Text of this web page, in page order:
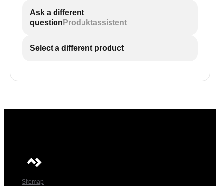
Ask a different
question Produktassistent
Select a different product
Sitemap